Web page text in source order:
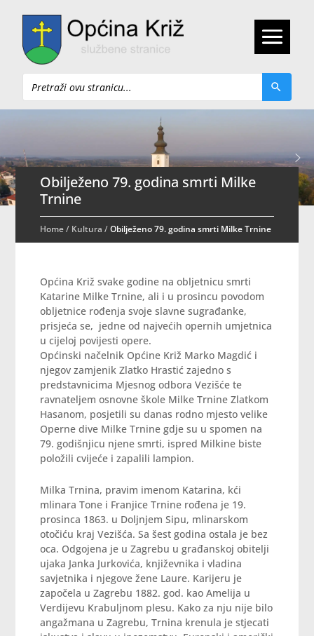
Pretraži
Obilježeno 79. godina smrti Milke
Trnine
Home/ Kultura /Obilježeno 79. godina smrti Milke Trnine
Općina Križ svake godine na obljetnicu smrti
Katarine Milke Trnine, ali i u prosincu povodom
obljetnice rođenja svoje slavne sugrađanke,
prisjeća se, jedne od najvećih opernih umjetnica
u cijeloj povijesti opere.
Općinski načelnik Općine Križ Marko Magdić i
njegov zamjenik Zlatko Hrastić zajedno s
predstavnicima Mjesnog odbora Vezišće te
ravnateljem osnovne škole Milke Trnine Zlatkom
Hasanom, posjetili su danas rodno mjesto velike
Operne dive Milke Trnine gdje su u spomen na
79. godišnjicu njene smrti, ispred Milkine biste
položili cvijeće i zapalili lampion.
Milka Trnina, pravim imenom Katarina, kći
mlinara Tone i Franjice Trnine rođena je 19.
prosinca 1863. u Doljnjem Sipu, mlinarskom
otočiću kraj Vezišća. Sa šest godina ostala je bez
oca. Odgojena je u Zagrebu u građanskoj obitelji
ujaka Janka Jurkovića, književnika i vladina
savjetnika i njegove žene Laure. Karijeru je
započela u Zagrebu 1882. god. kao Amelija u
Verdijevu Krabuljnom plesu. Kako za nju nije bilo
angažmana u Zagrebu, Trnina krenula je stjecati